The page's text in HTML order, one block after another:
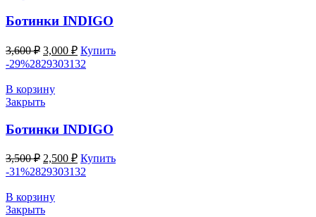
Ботинки INDIGO
3,600₽ Первоначальная
цена
составляла
3,600 ₽.
3,000 ₽Текущая
цена:
Купить
-29%2829303132
В корзину
Закрыть
Ботинки INDIGO
3,500₽ Первоначальная
цена
составляла
3,500 ₽.
2,500 ₽Текущая
цена:
Купить
-31%2829303132
В корзину
Закрыть